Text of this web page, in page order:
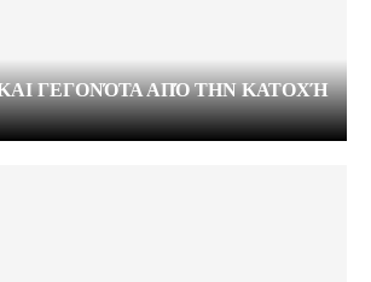
ΓΕΓΟΝΌΤΑ ΑΠΌ ΤΗΝ ΚΑΤΟΧΉ